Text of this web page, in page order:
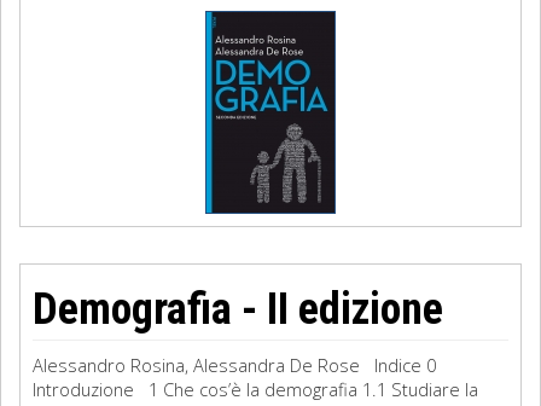
Demografia - II edizione
Alessandro Rosina, Alessandra De Rose Indice 0
Introduzione 1 Che cos’è la demografia 1.1 Studiare la